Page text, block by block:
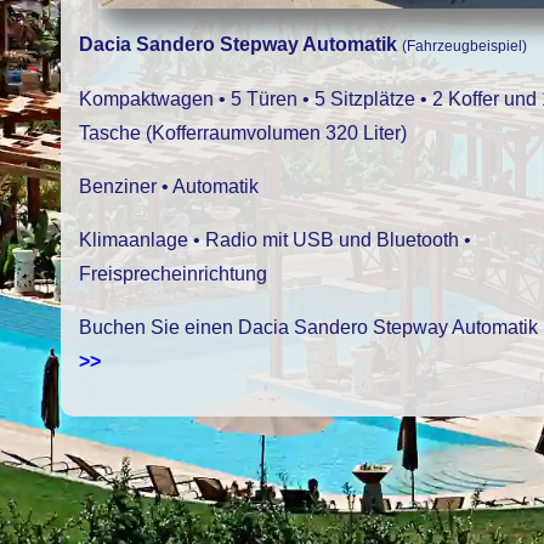
Dacia Sandero Stepway Automatik (Fahrzeugbeispiel)
Kompaktwagen • 5 Türen • 5 Sitzplätze • 2 Koffer und
Tasche (Kofferraumvolumen 320 Liter)
Benziner • Automatik
Klimaanlage • Radio mit USB und Bluetooth •
Freisprecheinrichtung
Buchen Sie einen Dacia Sandero Stepway Automatik
>>